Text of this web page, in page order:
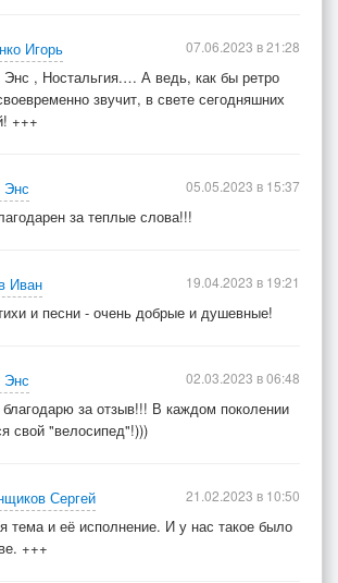
Игорь
, Ностальгия.… А ведь, как бы ретро
звучит, в свете сегодняшних
+++
07.06.2023 в 21:28
за теплые слова!!!
05.05.2023 в 15:37
Иван
и песни - очень добрые и душевные!
19.04.2023 в 19:21
за отзыв!!! В каждом поколении
свой "велосипед"!)))
02.03.2023 в 06:48
Сергей
тема и её исполнение. И у нас такое было
+++
21.02.2023 в 10:50